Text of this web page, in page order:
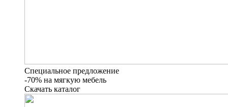
Специальное предложение
-70% на мягкую мебель
Скачать каталог